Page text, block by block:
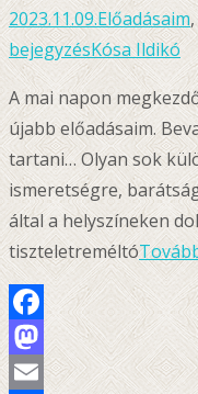
2023.11.09.Előadásaim,
bejegyzésKósa Ildikó
A mai napon
újabb előadásaim.
tartani… Olyan sok
ismeretségre,
által a helyszíneken
tiszteletreméltó
Facebook
Mastodon